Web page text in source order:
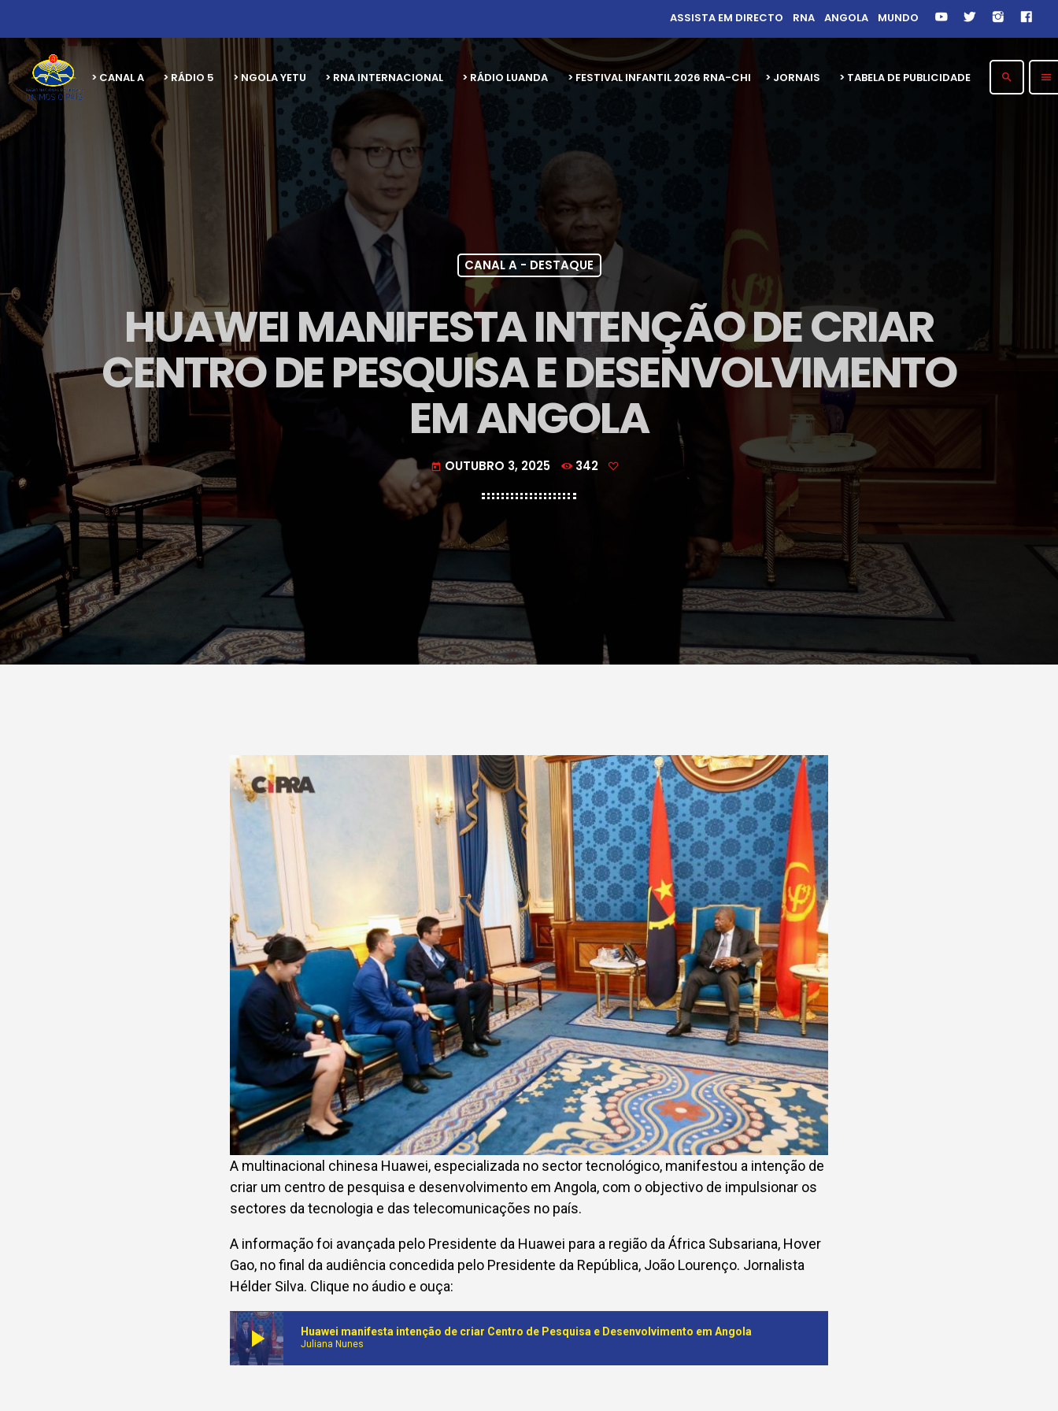
ASSISTA EM DIRECTO RNA ANGOLA MUNDO
> CANAL A > RÁDIO 5 > NGOLA YETU > RNA INTERNACIONAL > RÁDIO LUANDA > FESTIVAL INFANTIL 2026 RNA-CHITOTOLO 30 ANOS
> JORNAIS > TABELA DE PUBLICIDADE search menu
CANAL A - DESTAQUE
HUAWEI MANIFESTA INTENÇÃO DE CRIAR
CENTRO DE PESQUISA E DESENVOLVIMENTO
EM ANGOLA
today OUTUBRO 3, 2025 342
A multinacional chinesa Huawei, especializada no sector tecnológico, manifestou a intenção de
criar um centro de pesquisa e desenvolvimento em Angola, com o objectivo de impulsionar os
sectores da tecnologia e das telecomunicações no país.
A informação foi avançada pelo Presidente da Huawei para a região da África Subsariana, Hover
Gao, no final da audiência concedida pelo Presidente da República, João Lourenço. Jornalista
Hélder Silva. Clique no áudio e ouça:
play_arrow Huawei manifesta intenção de criar Centro de Pesquisa e Desenvolvimento em Angola
Juliana Nunes